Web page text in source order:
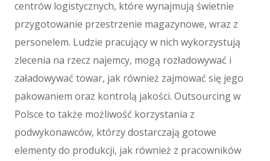
Maszyny
Narzędzia
Przemysł Metalowy
Spedycja
Transport
Części Samochodowe
Wynajem
Usługi Motoryzacyjne
Salony, Komisy
centrów logistycznych, które wynajmują świetnie
przygotowanie przestrzenie magazynowe, wraz z
personelem. Ludzie pracujący w nich wykorzystują
zlecenia na rzecz najemcy, mogą rozładowywać i
załadowywać towar, jak również zajmować się jego
pakowaniem oraz kontrolą jakości. Outsourcing w
Polsce to także możliwość korzystania z
podwykonawców, którzy dostarczają gotowe
elementy do produkcji, jak również z pracowników